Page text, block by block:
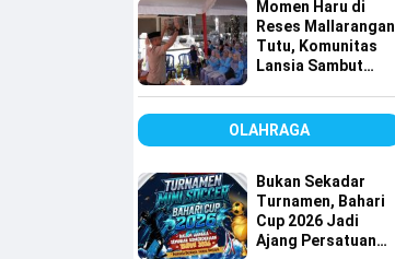
Kurang Mampu
Momen Haru di
Reses Mallarangan
Tutu, Komunitas
Lansia Sambut
OLAHRAGA
Bukan Sekadar
Turnamen, Bahari
Cup 2026 Jadi
Ajang Persatuan